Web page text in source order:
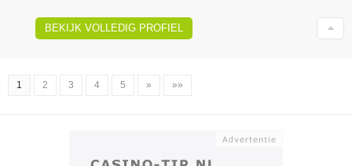
BEKIJK VOLLEDIG PROFIEL
1 2 3 4 5 » »»